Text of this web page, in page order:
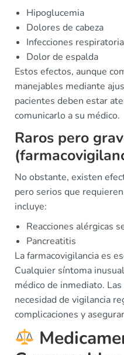
Hipoglucemia
Dolores de cabeza
Infecciones
Dolor de espalda
Estos efectos, aunque
manejables mediante
pacientes deben estar
comunicarlo a su médico.
Raros pero
No obstante, existen
pero serios que
incluye:
Reacciones alérgicas
Pancreatitis
La farmacovigilancia es
Cualquier síntoma
médico de inmediato.
necesidad de vigilancia
complicaciones y